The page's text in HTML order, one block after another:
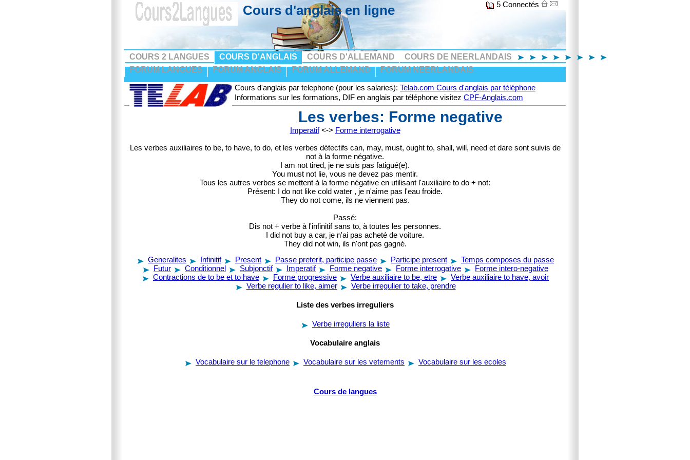
5 Connectés
Cours d'anglais en ligne
COURS 2 LANGUES COURS D'ANGLAIS COURS D'ALLEMAND
COURS DE NEERLANDAIS
FORUM LANGUES
FORUM ANGLAIS FORUM ALLEMAND FORUM NEERLANDAIS
Cours d'anglais par telephone (pour les salaries): Telab.com Cours d'anglais par téléphone
Informations sur les formations, DIF en anglais par téléphone visitez CPF-Anglais.com
Les verbes: Forme negative
Imperatif<-> Forme interrogative
Les verbes auxiliaires to be, to have, to do, et les verbes détectifs can, may, must, ought to, shall, will, need et dare sont suivis de
not à la forme négative.
I am not tired, je ne suis pas fatigué(e).
You must not lie, vous ne devez pas mentir.
Tous les autres verbes se mettent à la forme négative en utilisant l'auxiliaire to do + not:
Présent: I do not like cold water , je n'aime pas l'eau froide.
They do not come, ils ne viennent pas.
Passé:
Dis not + verbe à l'infinitif sans to, à toutes les personnes.
I did not buy a car, je n'ai pas acheté de voiture.
They did not win, ils n'ont pas gagné.
Generalites
Infinitif Present Passe preterit, participe passe Participe present
Temps composes du passe
Futur
Conditionnel Subjonctif Imperatif Forme negative Forme interrogative
Forme intero-negative
Contractions de to be et to have
Forme progressive Verbe auxiliaire to be, etre
Verbe auxiliaire to have, avoir
Verbe regulier to like, aimer
Verbe irregulier to take, prendre
Liste des verbes irreguliers
Verbe irreguliers la liste
Vocabulaire anglais
Vocabulaire sur le telephone Vocabulaire sur les vetements Vocabulaire sur les ecoles
Cours de langues